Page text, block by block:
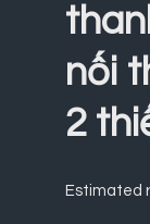
nối
2
Estimated